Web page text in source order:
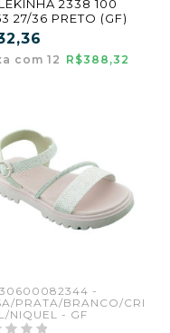
2338 100
27/36 PRETO (GF)
com 12 R$388,32
-
PRATA/BRANCO/CRI
NIQUEL - GF